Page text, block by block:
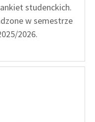
studenckich.
w semestrze
2026.